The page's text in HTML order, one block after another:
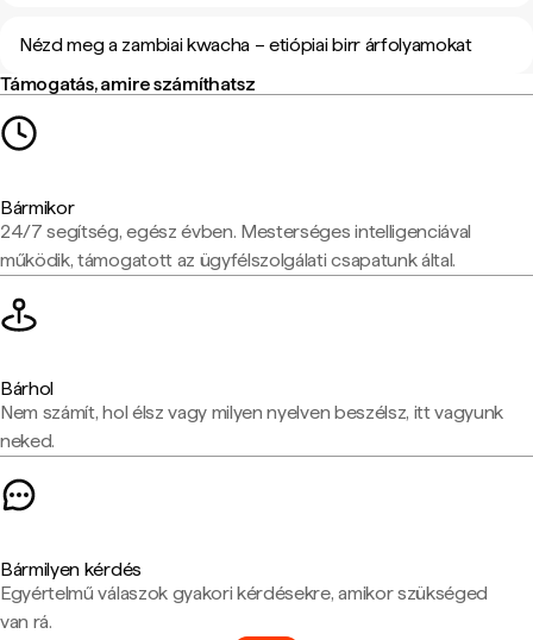
Nézd meg a zambiai kwacha – etiópiai birr árfolyamokat
Támogatás, amire számíthatsz
Bármikor
24/7 segítség, egész évben. Mesterséges intelligenciával
működik, támogatott az ügyfélszolgálati csapatunk által.
Bárhol
Nem számít, hol élsz vagy milyen nyelven beszélsz, itt vagyunk
neked.
Bármilyen kérdés
Egyértelmű válaszok gyakori kérdésekre, amikor szükséged
van rá.